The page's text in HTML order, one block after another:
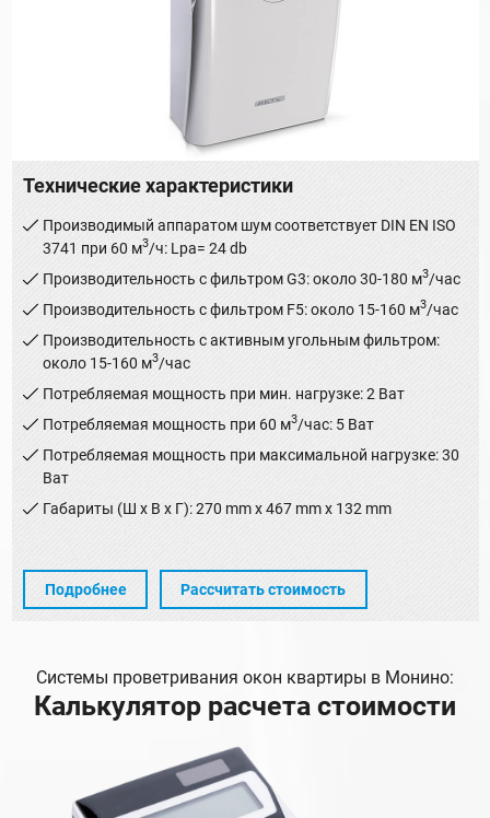
Технические характеристики
Производимый аппаратом шум соответствует DIN EN ISO
3741 при 60 м3/ч: Lpa= 24 db
Производительность с фильтром G3: около 30-180 м3/час
Производительность с фильтром F5: около 15-160 м3/час
Производительность с активным угольным фильтром:
около 15-160 м3/час
Потребляемая мощность при мин. нагрузке: 2 Ват
Потребляемая мощность при 60 м3/час: 5 Ват
Потребляемая мощность при максимальной нагрузке: 30
Ват
Габариты (Ш х В х Г): 270 mm x 467 mm x 132 mm
Подробнее Рассчитать стоимость
Системы проветривания окон квартиры в Монино:
Калькулятор расчета стоимости